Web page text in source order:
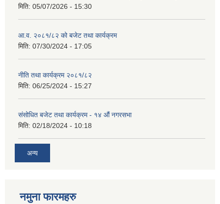
मिति: 05/07/2026 - 15:30
आ.व. २०८१/८२ को बजेट तथा कार्यक्रम
मिति: 07/30/2024 - 17:05
नीति तथा कार्यक्रम २०८१/८२
मिति: 06/25/2024 - 15:27
संसोधित बजेट तथा कार्यक्रम - १४ औं नगरसभा
मिति: 02/18/2024 - 10:18
अन्य
नमुना फारमहरु